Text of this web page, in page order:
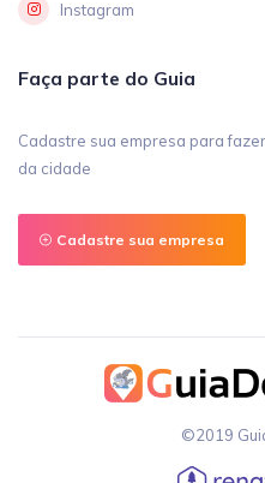
Instagram
Faça parte do Guia
Cadastre sua empresa para
da cidade
Cadastre sua empresa
©2019